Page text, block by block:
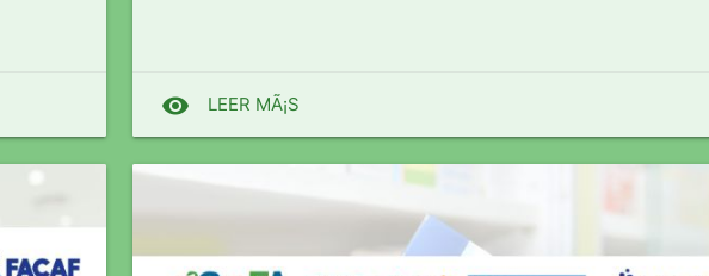
visibility LEER MÃ¡S